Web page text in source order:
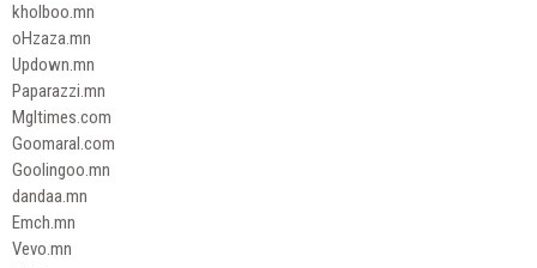
kholboo.mn
oHzaza.mn
Updown.mn
Paparazzi.mn
Mgltimes.com
Goomaral.com
Goolingoo.mn
dandaa.mn
Emch.mn
Vevo.mn